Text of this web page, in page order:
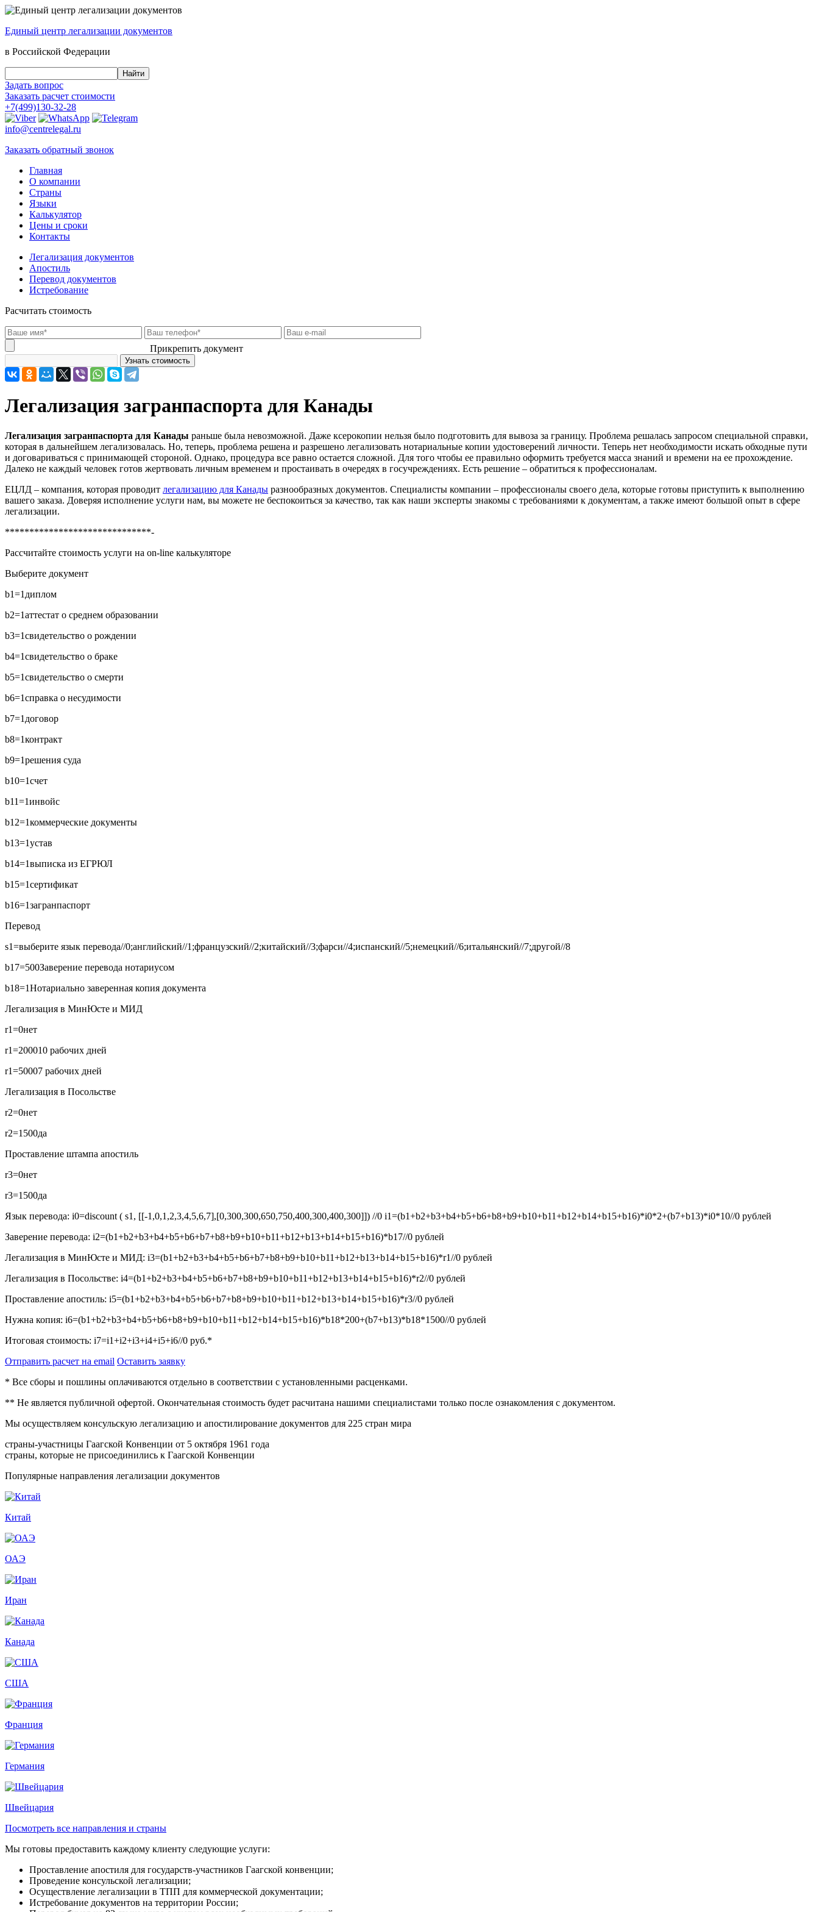
Единый центр легализации документов
в Российской Федерации
Задать вопрос
Заказать расчет стоимости
+7(499)130-32-28
info@centrelegal.ru
Заказать обратный звонок
Главная
О компании
Страны
Языки
Калькулятор
Цены и сроки
Контакты
Легализация документов
Апостиль
Перевод документов
Истребование
Расчитать стоимость
Прикрепить документ
Легализация загранпаспорта для Канады
Легализация загранпаспорта для Канады раньше была невозможной. Даже ксерокопии нельзя было подготовить для вывоза за границу. Проблема решалась запросом специальной справки,
которая в дальнейшем легализовалась. Но, теперь, проблема решена и разрешено легализовать нотариальные копии удостоверений личности. Теперь нет необходимости искать обходные пути
и договариваться с принимающей стороной. Однако, процедура все равно остается сложной. Для того чтобы ее правильно оформить требуется масса знаний и времени на ее прохождение.
Далеко не каждый человек готов жертвовать личным временем и простаивать в очередях в госучреждениях. Есть решение – обратиться к профессионалам.
ЕЦЛД – компания, которая проводит легализацию для Канады разнообразных документов. Специалисты компании – профессионалы своего дела, которые готовы приступить к выполнению
вашего заказа. Доверяя исполнение услуги нам, вы можете не беспокоиться за качество, так как наши эксперты знакомы с требованиями к документам, а также имеют большой опыт в сфере
легализации.
******************************-
Рассчитайте стоимость услуги на on-line калькуляторе
Выберите документ
b1=1 диплом
b2=1аттестат о среднем образовании
b3=1свидетельство о рождении
b4=1свидетельство о браке
b5=1свидетельство о смерти
b6=1справка о несудимости
b7=1 договор
b8=1контракт
b9=1решения суда
b10=1счет
b11=1инвойс
b12=1коммерческие документы
b13=1устав
b14=1выписка из ЕГРЮЛ
b15=1сертификат
b16=1загранпаспорт
Перевод
s1=выберите язык перевода//0;английский//1;французский//2;китайский//3;фарси//4;испанский//5;немецкий//6;итальянский//7;другой//8
b17=500Заверение перевода нотариусом
b18=1Нотариально заверенная копия документа
Легализация в МинЮсте и МИД
r1=0нет
r1=200010 рабочих дней
r1=50007 рабочих дней
Легализация в Посольстве
r2=0нет
r2=1500да
Проставление штампа апостиль
r3=0нет
r3=1500да
Язык перевода: i0=discount ( s1, [[-1,0,1,2,3,4,5,6,7],[0,300,300,650,750,400,300,400,300]]) //0 i1=(b1+b2+b3+b4+b5+b6+b8+b9+b10+b11+b12+b14+b15+b16)*i0*2+(b7+b13)*i0*10//0 рублей
Заверение перевода: i2=(b1+b2+b3+b4+b5+b6+b7+b8+b9+b10+b11+b12+b13+b14+b15+b16)*b17//0 рублей
Легализация в МинЮсте и МИД: i3=(b1+b2+b3+b4+b5+b6+b7+b8+b9+b10+b11+b12+b13+b14+b15+b16)*r1//0 рублей
Легализация в Посольстве: i4=(b1+b2+b3+b4+b5+b6+b7+b8+b9+b10+b11+b12+b13+b14+b15+b16)*r2//0 рублей
Проставление апостиль: i5=(b1+b2+b3+b4+b5+b6+b7+b8+b9+b10+b11+b12+b13+b14+b15+b16)*r3//0 рублей
Нужна копия: i6=(b1+b2+b3+b4+b5+b6+b8+b9+b10+b11+b12+b14+b15+b16)*b18*200+(b7+b13)*b18*1500//0 рублей
Итоговая стоимость: i7=i1+i2+i3+i4+i5+i6//0 руб.*
Отправить расчет на email Оставить заявку
* Все сборы и пошлины оплачиваются отдельно в соответствии с установленными расценками.
** Не является публичной офертой. Окончательная стоимость будет расчитана нашими специалистами только после ознакомления с документом.
Мы осуществляем консульскую легализацию и апостилирование документов для 225 стран мира
страны-участницы Гаагской Конвенции от 5 октября 1961 года
страны, которые не присоединились к Гаагской Конвенции
Популярные направления легализации документов
Китай
ОАЭ
Иран
Канада
США
Франция
Германия
Швейцария
Посмотреть все направления и страны
Мы готовы предоставить каждому клиенту следующие услуги:
Проставление апостиля для государств-участников Гаагской конвенции;
Проведение консульской легализации;
Осуществление легализации в ТПП для коммерческой документации;
Истребование документов на территории России;